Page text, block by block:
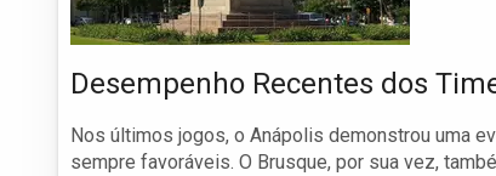
Desempenho Recentes dos
Nos últimos jogos, o Anápolis demonstrou uma
sempre favoráveis. O Brusque, por sua vez,